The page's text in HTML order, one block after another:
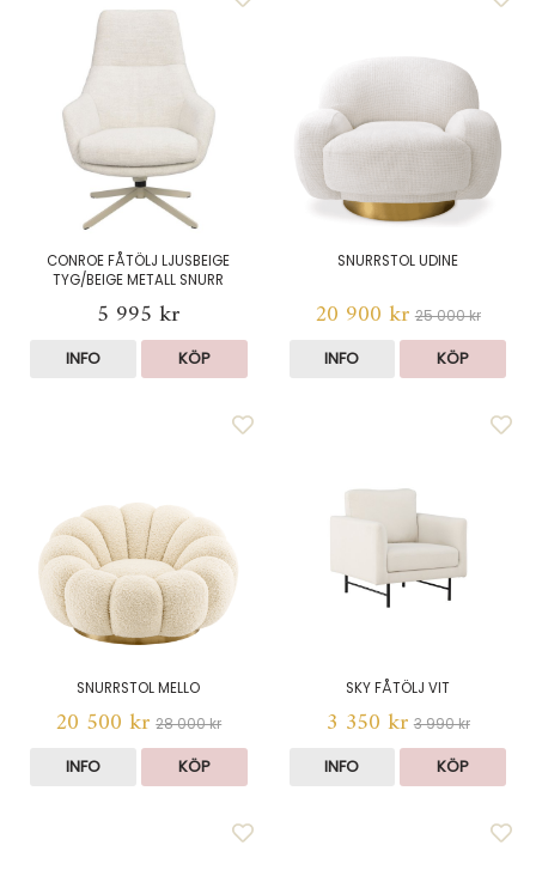
CONROE FÅTÖLJ LJUSBEIGE
TYG/BEIGE METALL SNURR
5 995 kr
INFO KÖP
SNURRSTOL UDINE
20 900 kr 25 000 kr
INFO KÖP
SNURRSTOL MELLO
20 500 kr 28 000 kr
INFO KÖP
SKY FÅTÖLJ VIT
3 350 kr 3 990 kr
INFO KÖP